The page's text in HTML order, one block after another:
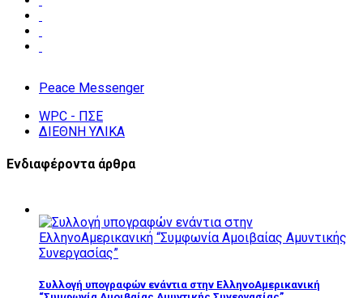
Peace Messenger
WPC - ΠΣΕ
ΔΙΕΘΝΗ ΥΛΙΚΑ
Ενδιαφέροντα άρθρα
Συλλογή υπογραφών ενάντια στην ΕλληνοΑμερικανική